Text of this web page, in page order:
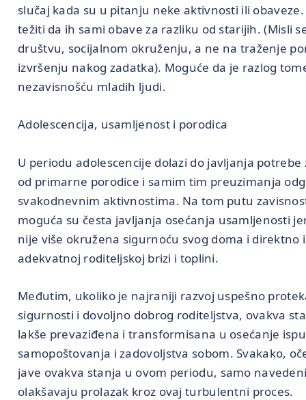
slučaj kada su u pitanju neke aktivnosti ili
težiti da ih sami obave za razliku od starijih. (Misli
društvu, socijalnom okruženju, a ne na traženje
izvršenju nakog zadatka). Moguće da je razlog
nezavisnošću mladih ljudi.
Adolescencija, usamljenost i porodica
U periodu adolescencije dolazi do javljanja
od primarne porodice i samim tim preuzimanja
svakodnevnim aktivnostima. Na tom putu
moguća su česta javljanja osećanja usamljenosti
nije više okružena sigurnoću svog doma i direktno
adekvatnoj roditeljskoj brizi i toplini.
Međutim, ukoliko je najraniji razvoj uspešno
sigurnosti i dovoljno dobrog roditeljstva, ovakva
lakše prevaziđena i transformisana u osećanje
samopoštovanja i zadovoljstva sobom. Svakako,
jave ovakva stanja u ovom periodu, samo
olakšavaju prolazak kroz ovaj turbulentni proces.